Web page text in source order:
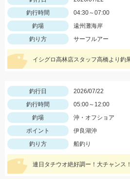
釣行時間
04:30～07:00
釣場
遠州灘海岸
釣り方
サーフルアー
釣行日
2026/07/22
釣行時間
05:00～12:00
釣場
沖・オフショア
ポイント
伊良湖沖
釣り方
船釣り
連日タチウオ絶好調ー！大チャンス！